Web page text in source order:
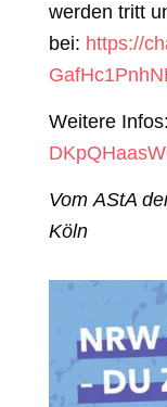
werden tritt
bei: https://
Weitere Infos:
Vom AStA
Köln